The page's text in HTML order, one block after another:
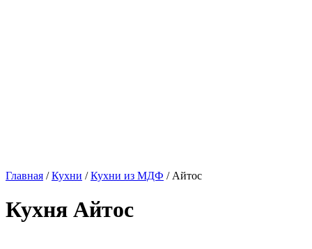
Главная /Кухни /Кухни из МДФ / Айтос
Кухня Айтос